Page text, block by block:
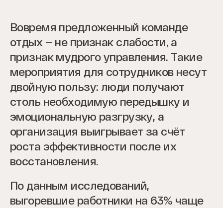
Вовремя предложенный команде
отдых — не признак слабости, а
признак мудрого управления. Такие
мероприятия для сотрудников несут
двойную пользу: люди получают
столь необходимую передышку и
эмоциональную разгрузку, а
организация выигрывает за счёт
роста эффективности после их
восстановления.
По данным исследований,
выгоревшие работники на 63% чаще